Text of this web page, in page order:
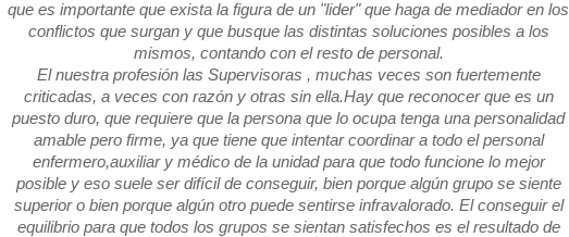
que es importante que exista la figura de un "lider" que haga de mediador en los
conflictos que surgan y que busque las distintas soluciones posibles a los
mismos, contando con el resto de personal.
El nuestra profesión las Supervisoras , muchas veces son fuertemente
criticadas, a veces con razón y otras sin ella.Hay que reconocer que es un
puesto duro, que requiere que la persona que lo ocupa tenga una personalidad
amable pero firme, ya que tiene que intentar coordinar a todo el personal
enfermero,auxiliar y médico de la unidad para que todo funcione lo mejor
posible y eso suele ser difícil de conseguir, bien porque algún grupo se siente
superior o bien porque algún otro puede sentirse infravalorado. El conseguir el
equilibrio para que todos los grupos se sientan satisfechos es el resultado de